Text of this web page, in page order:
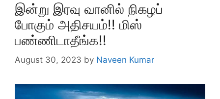
இன்று இரவு வானில் நிகழப்
போகும் அதிசயம்!! மிஸ்
பண்ணிடாதீங்க!!
August 30, 2023 by Naveen Kumar